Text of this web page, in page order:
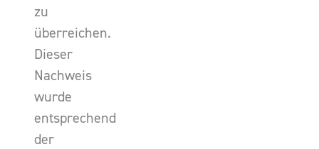
zu
überreichen.
Dieser
Nachweis
wurde
entsprechend
der